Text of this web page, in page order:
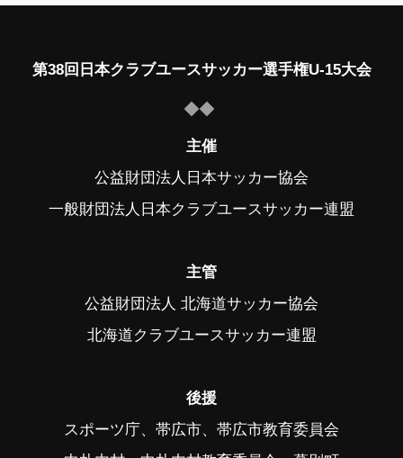
第38回日本クラブユースサッカー選手権U-15大会
主催
公益財団法人日本サッカー協会
一般財団法人日本クラブユースサッカー連盟
主管
公益財団法人 北海道サッカー協会
北海道クラブユースサッカー連盟
後援
スポーツ庁、帯広市、帯広市教育委員会